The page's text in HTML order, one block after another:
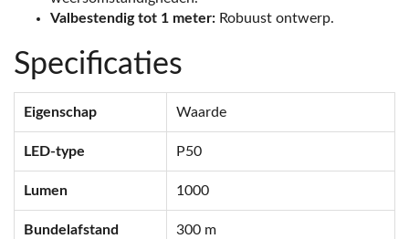
Valbestendig tot 1 meter: Robuust ontwerp.
Specificaties
Eigenschap Waarde
LED-type P50
Lumen 1000
Bundelafstand 300 m